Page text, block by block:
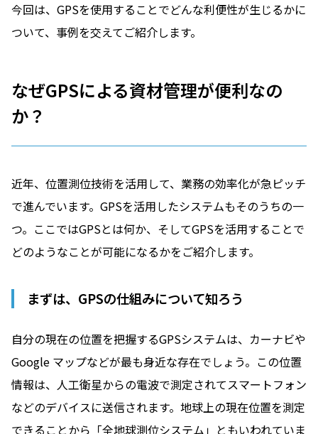
今回は、GPSを使用することでどんな利便性が生じるかに
ついて、事例を交えてご紹介します。
なぜGPSによる資材管理が便利なの
か？
近年、位置測位技術を活用して、業務の効率化が急ピッチ
で進んでいます。GPSを活用したシステムもそのうちの一
つ。ここではGPSとは何か、そしてGPSを活用することで
どのようなことが可能になるかをご紹介します。
まずは、GPSの仕組みについて知ろう
自分の現在の位置を把握するGPSシステムは、カーナビや
Google マップなどが最も身近な存在でしょう。この位置
情報は、人工衛星からの電波で測定されてスマートフォン
などのデバイスに送信されます。地球上の現在位置を測定
できることから「全地球測位システム」ともいわれていま